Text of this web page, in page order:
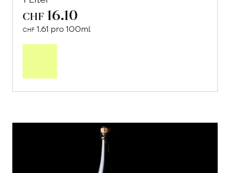
CHF 16.10
CHF 1.61 pro 100ml